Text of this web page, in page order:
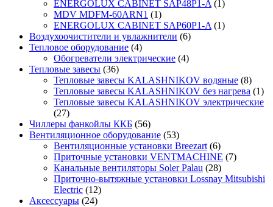
ENERGOLUX CABINET SAP48P1-A (1)
MDV MDFM-60ARN1 (1)
ENERGOLUX CABINET SAP60P1-A (1)
Воздухоочистители и увлажнители (6)
Тепловое оборудование (4)
Обогреватели электрические (4)
Тепловые завесы (36)
Тепловые завесы KALASHNIKOV водяные (8)
Тепловые завесы KALASHNIKOV без нагрева (1)
Тепловые завесы KALASHNIKOV электрические
(27)
Чиллеры фанкойлы ККБ (56)
Вентиляционное оборудование (53)
Вентиляционные установки Breezart (6)
Приточные установки VENTMACHINE (7)
Канальные вентиляторы Soler Palau (28)
Приточно-вытяжные установки Lossnay Mitsubishi
Electric (12)
Аксессуары (24)